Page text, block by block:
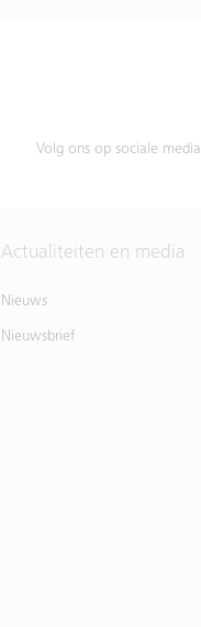
Volg ons op sociale media
Actualiteiten en media
Nieuws
Nieuwsbrief